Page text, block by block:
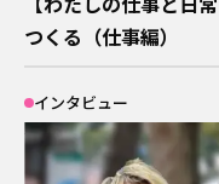
つくる（仕事編）
インタビュー